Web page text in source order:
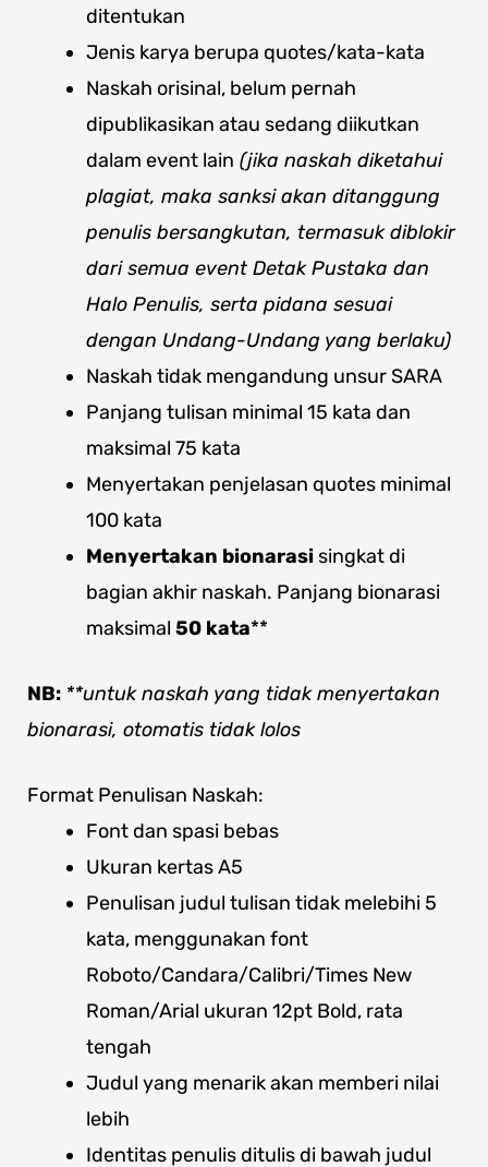
ditentukan
Jenis karya berupa quotes/kata-kata
Naskah orisinal, belum pernah
dipublikasikan atau sedang diikutkan
dalam event lain (jika naskah diketahui
plagiat, maka sanksi akan ditanggung
penulis bersangkutan, termasuk diblokir
dari semua event Detak Pustaka dan
Halo Penulis, serta pidana sesuai
dengan Undang-Undang yang berlaku)
Naskah tidak mengandung unsur SARA
Panjang tulisan minimal 15 kata dan
maksimal 75 kata
Menyertakan penjelasan quotes minimal
100 kata
Menyertakan bionarasi singkat di
bagian akhir naskah. Panjang bionarasi
maksimal 50 kata**
NB: **untuk naskah yang tidak menyertakan
bionarasi, otomatis tidak lolos
Format Penulisan Naskah:
Font dan spasi bebas
Ukuran kertas A5
Penulisan judul tulisan tidak melebihi 5
kata, menggunakan font
Roboto/Candara/Calibri/Times New
Roman/Arial ukuran 12pt Bold, rata
tengah
Judul yang menarik akan memberi nilai
lebih
Identitas penulis ditulis di bawah judul